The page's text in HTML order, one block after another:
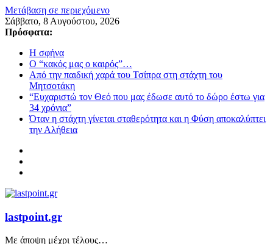
Μετάβαση σε περιεχόμενο
Σάββατο, 8 Αυγούστου, 2026
Πρόσφατα:
Η σφήνα
Ο “κακός μας ο καιρός”…
Από την παιδική χαρά του Τσίπρα στη στάχτη του
Μητσοτάκη
“Ευχαριστώ τον Θεό που μας έδωσε αυτό το δώρο έστω για
34 χρόνια”
Όταν η στάχτη γίνεται σταθερότητα και η Φύση αποκαλύπτει
την Αλήθεια
lastpoint.gr
Με άποψη μέχρι τέλους…